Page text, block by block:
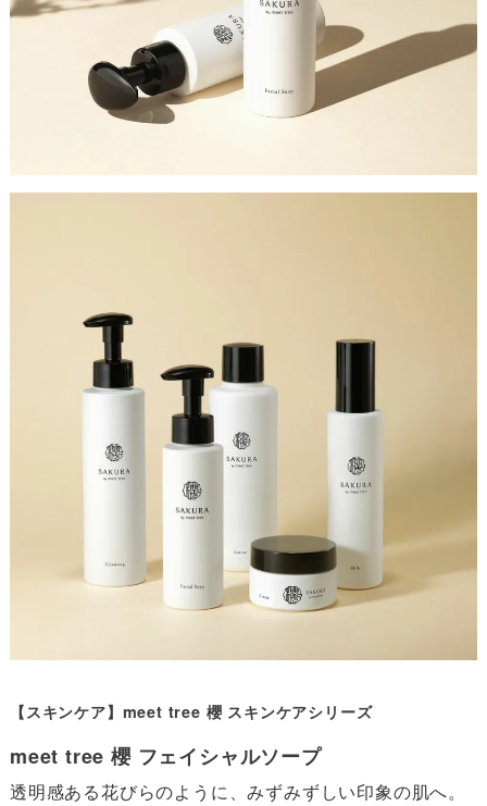
【スキンケア】meet tree 櫻 スキンケアシリーズ
meet tree 櫻 フェイシャルソープ
透明感ある花びらのように、みずみずしい印象の肌へ。